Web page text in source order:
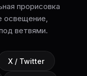
прорисовка
освещение,
ветвями.
X / Twitter